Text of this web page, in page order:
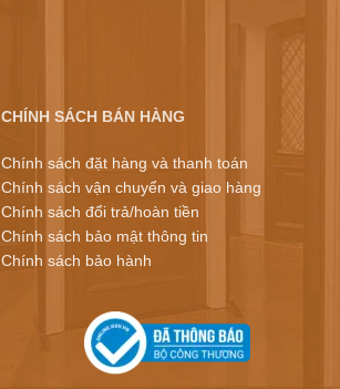
CHÍNH SÁCH BÁN HÀNG
Chính sách đặt hàng và thanh toán
Chính sách vận chuyển và giao hàng
Chính sách đổi trả/hoàn tiền
Chính sách bảo mật thông tin
Chính sách bảo hành